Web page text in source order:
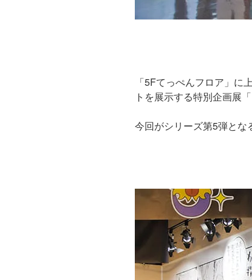
「5Fてっぺんフロア」
トを展示する特別企画展
今回がシリーズ第5弾とな